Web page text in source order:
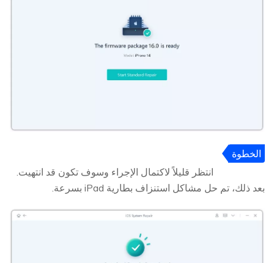
الخطوة
انتظر قليلاً لاكتمال الإجراء وسوف تكون قد انتهيت.
بعد ذلك، تم حل مشاكل استنزاف بطارية iPad بسرعة.